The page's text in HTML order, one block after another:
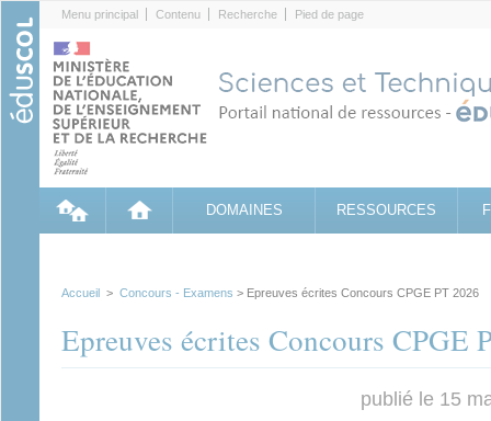
Menu principal Contenu Recherche Pied de page
DOMAINES RESSOURCES
Accueil > Concours - Examens > Epreuves écrites Concours CPGE PT 2026
Epreuves écrites Concours CPGE
publié le 15